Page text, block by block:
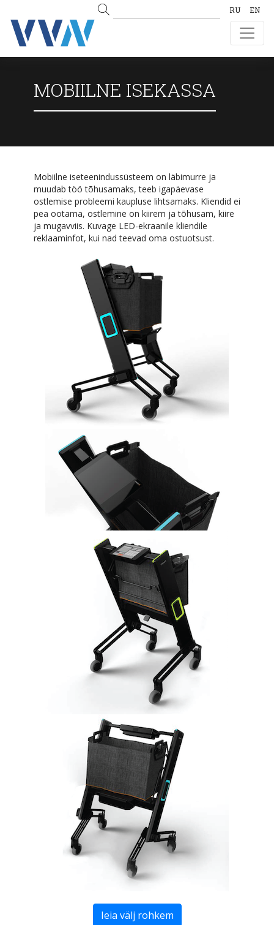
RU EN
MOBIILNE ISEKASSA
Mobiilne iseteenindussüsteem on läbimurre ja
muudab töö tõhusamaks, teeb igapäevase
ostlemise probleemi kaupluse lihtsamaks. Kliendid ei
pea ootama, ostlemine on kiirem ja tõhusam, kiire
ja mugavviis. Kuvage LED-ekraanile kliendile
reklaaminfot, kui nad teevad oma ostuotsust.
Ieia välj rohkem